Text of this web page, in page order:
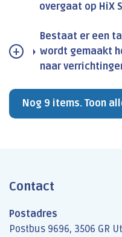
overgaat op HiX
Bestaat er een
wordt gemaakt
naar
Nog 9 items. Toon
Contact
Postadres
Postbus 9696, 3506 GR